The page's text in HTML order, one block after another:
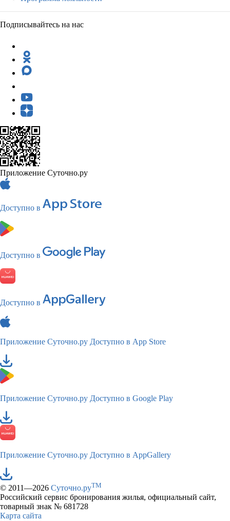
Подписывайтесь на нас
Приложение Суточно.ру
Доступно в
Доступно в
Доступно в
Приложение Суточно.ру Доступно в App Store
Приложение Суточно.ру Доступно в Google Play
Приложение Суточно.ру Доступно в AppGallery
© 2011—2026 Суточно.руTM
Российский сервис бронирования жилья, официальный сайт,
товарный знак № 681728
Карта сайта